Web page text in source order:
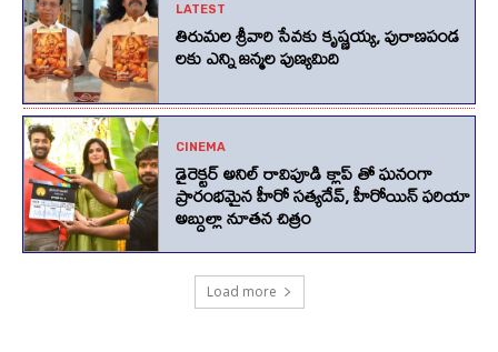
LATEST
తిరుమల శ్రీవారి సేవకు కృష్ణయ్య, పురాణపండ
లకు ఎన్ని జన్మల పుణ్యమిది
CINEMA
డైరెక్టర్ అనిల్ రావిపూడి క్లాప్ తో ఘనంగా
ప్రారంభమైన హీరో సత్యదేవ్, హీరోయిన్ ఫరియా
అబ్దుల్లా నూతన చిత్రం
Load more